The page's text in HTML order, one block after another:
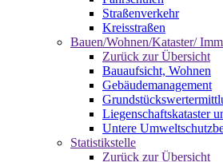
Straßenverkehr
Kreisstraßen
Bauen/Wohnen/Kataster/
Zurück zur Übersicht
Bauaufsicht, Wohnen
Gebäudemanagement
Liegenschaftskataster
Untere
Statistikstelle
Zurück zur Übersicht